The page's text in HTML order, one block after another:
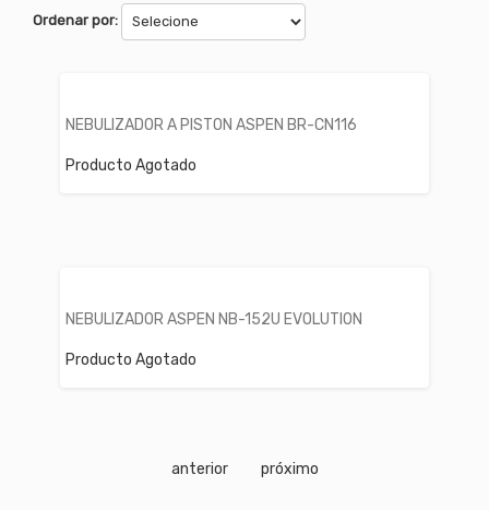
Ordenar por:
NEBULIZADOR A PISTON ASPEN BR-CN116
Producto Agotado
NEBULIZADOR ASPEN NB-152U EVOLUTION
Producto Agotado
anterior próximo